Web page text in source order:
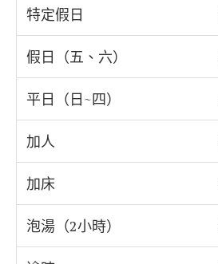
特定假日
假日（五、六）
平日（日~四）
加人
加床
泡湯（2小時）